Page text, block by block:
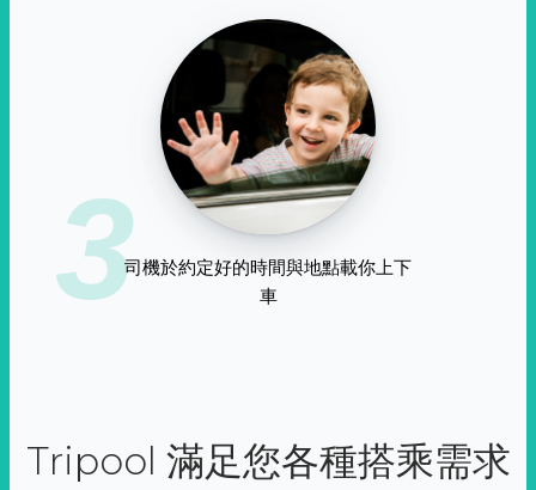
3司機於約定好的時間與地點載你上下
車
Tripool 滿足您各種搭乘需求